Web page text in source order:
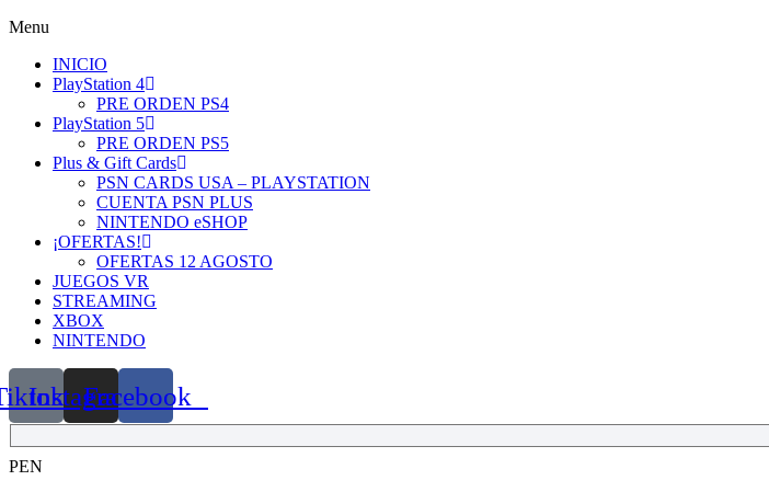
Menu
INICIO
PlayStation 4
PRE ORDEN PS4
PlayStation 5
PRE ORDEN PS5
Plus & Gift Cards
PSN CARDS USA – PLAYSTATION
CUENTA PSN PLUS
NINTENDO eSHOP
¡OFERTAS!
OFERTAS 12 AGOSTO
JUEGOS VR
STREAMING
XBOX
NINTENDO
InstagramFacebook
PEN